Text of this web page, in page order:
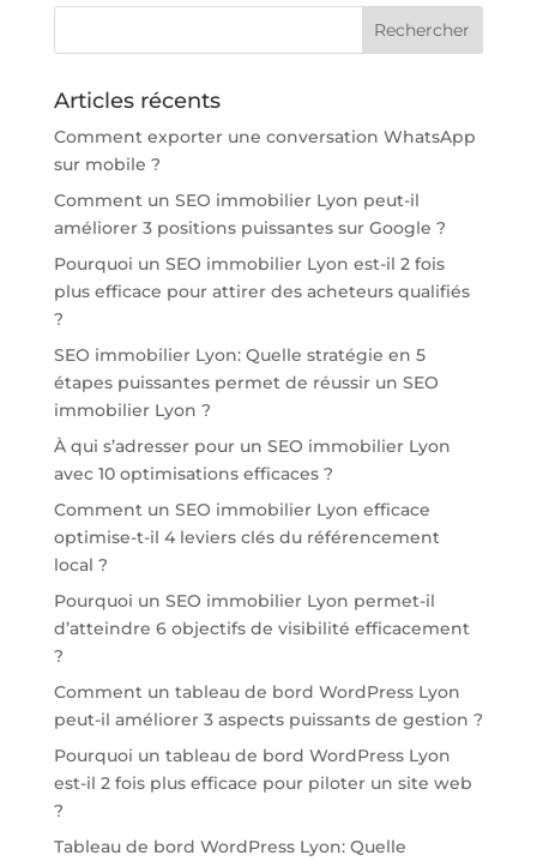
Articles récents
Comment exporter une conversation WhatsApp
sur mobile ?
Comment un SEO immobilier Lyon peut-il
améliorer 3 positions puissantes sur Google ?
Pourquoi un SEO immobilier Lyon est-il 2 fois
plus efficace pour attirer des acheteurs qualifiés
?
SEO immobilier Lyon: Quelle stratégie en 5
étapes puissantes permet de réussir un SEO
immobilier Lyon ?
À qui s’adresser pour un SEO immobilier Lyon
avec 10 optimisations efficaces ?
Comment un SEO immobilier Lyon efficace
optimise-t-il 4 leviers clés du référencement
local ?
Pourquoi un SEO immobilier Lyon permet-il
d’atteindre 6 objectifs de visibilité efficacement
?
Comment un tableau de bord WordPress Lyon
peut-il améliorer 3 aspects puissants de gestion ?
Pourquoi un tableau de bord WordPress Lyon
est-il 2 fois plus efficace pour piloter un site web
?
Tableau de bord WordPress Lyon: Quelle